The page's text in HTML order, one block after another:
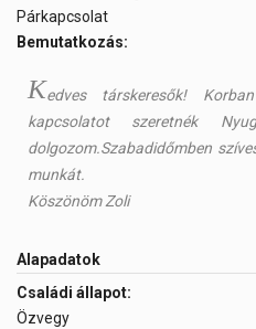
Párkapcsolat
Bemutatkozás:
Kedves társkeresők!
kapcsolatot szeretnék
dolgozom.Szabadidőmben
munkát.
Köszönöm Zoli
Alapadatok
Családi állapot:
Özvegy